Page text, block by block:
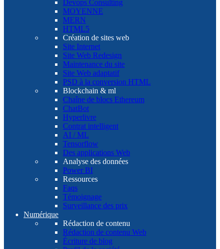
Devops Consulting
MOYENNE
MERN
HTML5
Création de sites web
Site Internet
Site Web Redesign
Maintenance du site
Site Web adaptatif
PSD à la conversion HTML
Blockchain & ml
Chaîne de blocs Ethereum
ChatBot
Hyperlivre
Contrat intelligent
AI / ML
Tensorflow
Des applications Web
Analyse des données
Power BI
Ressources
Faqs
Témoignage
Surveillance des prix
Numérique
Rédaction de contenu
Rédaction de contenu Web
Écriture de blog